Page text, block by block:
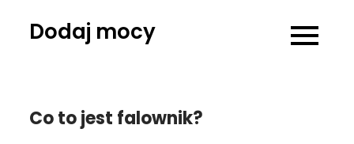
Dodaj mocy
Co to jest falownik?